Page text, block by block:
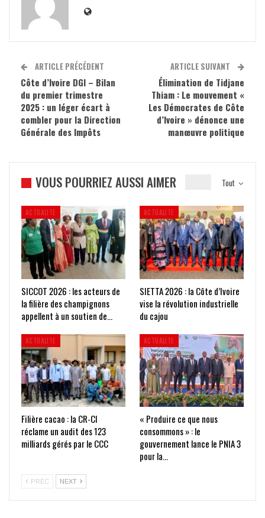
ARTICLE PRÉCÉDENT
Côte d’Ivoire DGI – Bilan
du premier trimestre
2025 : un léger écart à
combler pour la Direction
Générale des Impôts‎
ARTICLE SUIVANT
Élimination de Tidjane
Thiam : Le mouvement «
Les Démocrates de Côte
d’Ivoire » dénonce une
manœuvre politique
Tout
VOUS POURRIEZ AUSSI AIMER
ACTUALITE
SICCOT 2026 : les acteurs de
la filière des champignons
appellent à un soutien de…
ACTUALITE
SIETTA 2026 : la Côte d’Ivoire
vise la révolution industrielle
du cajou
ACTUALITE
Filière cacao : la CR-CI
réclame un audit des 123
milliards gérés par le CCC
ACTUALITE
« Produire ce que nous
consommons » : le
gouvernement lance le PNIA 3
pour la…
PRÉC NEXT